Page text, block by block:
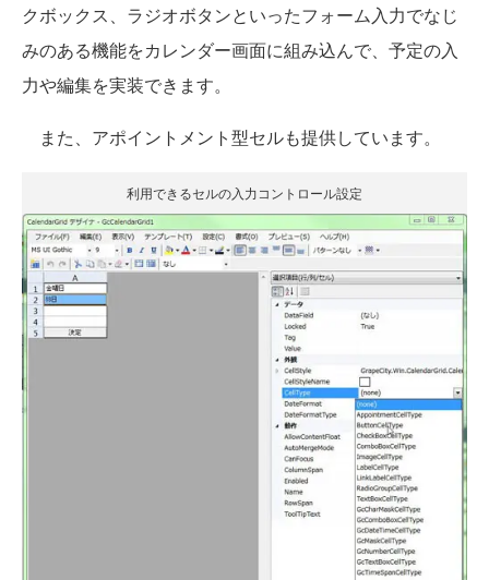
クボックス、ラジオボタンといったフォーム入力でなじ
みのある機能をカレンダー画面に組み込んで、予定の入
力や編集を実装できます。
また、アポイントメント型セルも提供しています。
利用できるセルの入力コントロール設定